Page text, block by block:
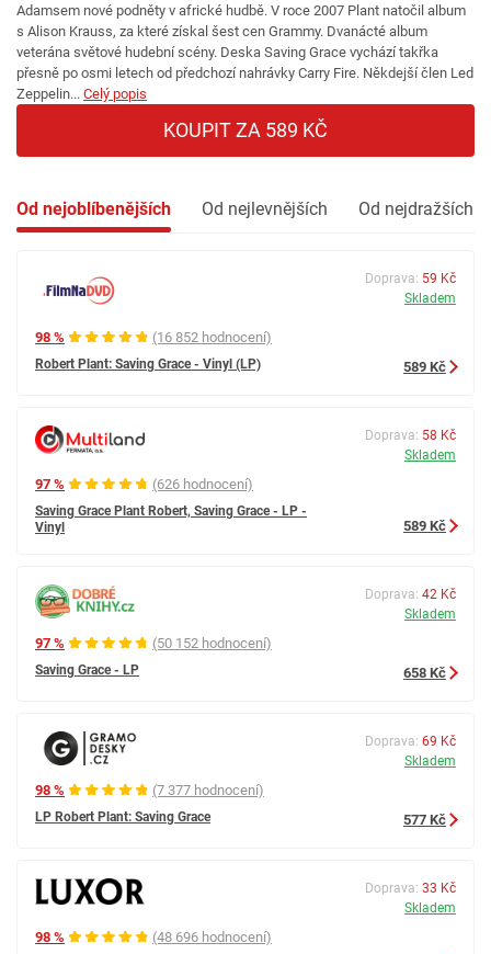
Adamsem nové podněty v africké hudbě. V roce 2007 Plant natočil album
s Alison Krauss, za které získal šest cen Grammy. Dvanácté album
veterána světové hudební scény. Deska Saving Grace vychází takřka
přesně po osmi letech od předchozí nahrávky Carry Fire. Někdejší člen Led
Zeppelin... Celý popis
KOUPIT ZA 589 KČ
Od nejoblíbenějších Od nejlevnějších Od nejdražších
98 % (16 852 hodnocení)
Robert Plant: Saving Grace - Vinyl (LP)
Doprava: 59 Kč
Skladem
589 Kč
97 % (626 hodnocení)
Saving Grace Plant Robert, Saving Grace - LP -
Vinyl
Doprava: 58 Kč
Skladem
589 Kč
97 % (50 152 hodnocení)
Saving Grace - LP
Doprava: 42 Kč
Skladem
658 Kč
98 % (7 377 hodnocení)
LP Robert Plant: Saving Grace
Doprava: 69 Kč
Skladem
577 Kč
98 % (48 696 hodnocení)
Doprava: 33 Kč
Skladem